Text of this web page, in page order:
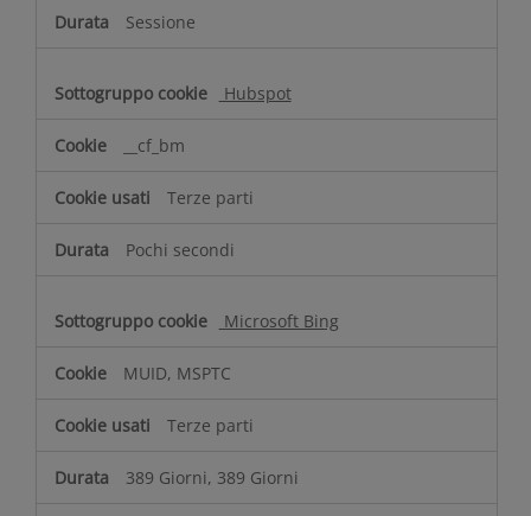
Sessione
Hubspot
__cf_bm
Terze parti
Pochi secondi
Microsoft Bing
MUID, MSPTC
Terze parti
389 Giorni, 389 Giorni